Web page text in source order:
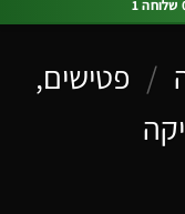
פטישים,